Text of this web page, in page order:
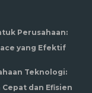
Perusahaan:
yang Efektif
Teknologi:
dan Efisien